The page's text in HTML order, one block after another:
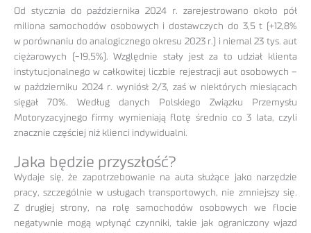
Od stycznia do października 2024 r. zarejestrowano około pół
miliona samochodów osobowych i dostawczych do 3,5 t (+12,8%
w porównaniu do analogicznego okresu 2023 r.) i niemal 23 tys. aut
ciężarowych (-19,5%). Względnie stały jest za to udział klienta
instytucjonalnego w całkowitej liczbie rejestracji aut osobowych –
w październiku 2024 r. wyniósł 2/3, zaś w niektórych miesiącach
sięgał 70%. Według danych Polskiego Związku Przemysłu
Motoryzacyjnego firmy wymieniają flotę średnio co 3 lata, czyli
znacznie częściej niż klienci indywidualni.
Jaka będzie przyszłość?
Wydaje się, że zapotrzebowanie na auta służące jako narzędzie
pracy, szczególnie w usługach transportowych, nie zmniejszy się.
Z drugiej strony, na rolę samochodów osobowych we flocie
negatywnie mogą wpłynąć czynniki, takie jak ograniczony wjazd